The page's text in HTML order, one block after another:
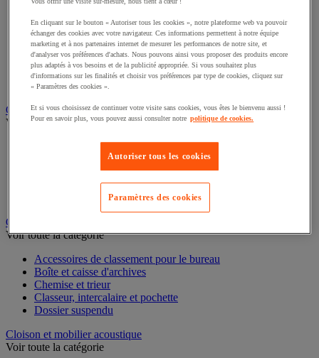
Éclairage scénique et architectural
Éclairage studio et accessoirisation
Équipement audio et Hi-Fi
Matériel de projection et vidéoprojection
Sonorisation et enregistrement professionnels
Studio Web radio et vidéo
Système d'affichage dynamique et interactif
Chauffage, climatisation et traitement de l'air
Rafraîchisseur d'air
Traitement de l'air
Classement et archivage
Accessoires de classement pour le bureau
Boîte et caisse d'archives
Chemise et trieur
Classeur, intercalaire et pochette
Cloison et mobilier acoustique
En cliquant sur le bouton « Autoriser tous les cookies », notre plateforme web va pouvoir
échanger des cookies avec votre navigateur. Ces informations permettent à notre équipe
marketing et à nos partenaires internet de mesurer les performances de notre site, et
d'analyser vos préférences d'achats. Nous pouvons ainsi vous proposer des produits encore
plus adaptés à vos besoins et de la publicité appropriée. Si vous souhaitez plus
d'informations sur les finalités et choisir vos préférences par type de cookies, cliquez sur
« Paramètres des cookies ».
Et si vous choisissez de continuer votre visite sans cookies, vous êtes le bienvenu aussi !
Pour en savoir plus, vous pouvez aussi consulter notre politique de cookies.
Autoriser tous les cookies
Paramètres des cookies